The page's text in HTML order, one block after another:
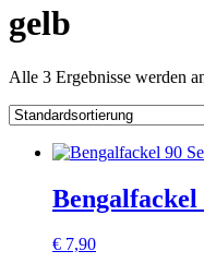
gelb
Alle 3 Ergebnisse werden
Bengalfackel
€ 7,90